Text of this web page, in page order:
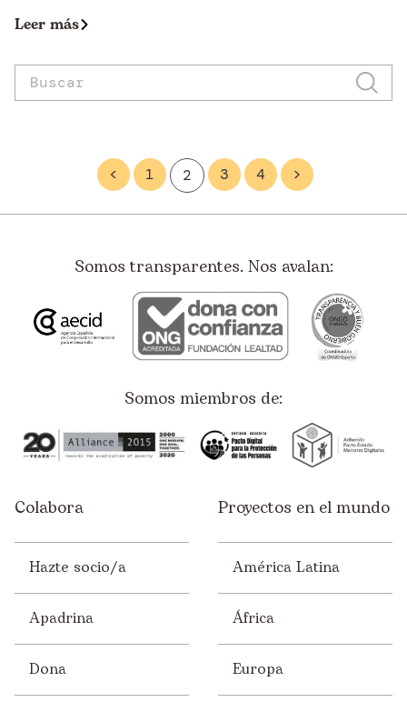
Leer más
< 1 2 3 4 >
Somos transparentes. Nos avalan:
Somos miembros de:
Colabora
Hazte socio/a
Apadrina
Dona
Proyectos en el mundo
América Latina
África
Europa